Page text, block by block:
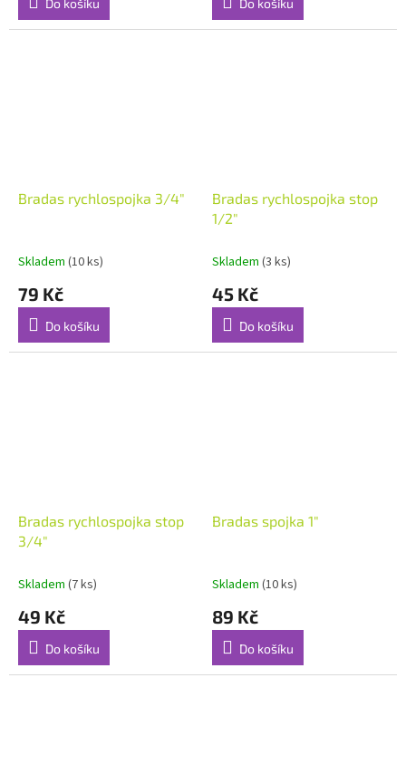
Bradas rychlospojka 3/4"
Skladem (10 ks)
79 Kč
Do košíku
Bradas rychlospojka stop
1/2"
Skladem (3 ks)
45 Kč
Do košíku
Bradas rychlospojka stop
3/4"
Skladem (7 ks)
49 Kč
Do košíku
Bradas spojka 1"
Skladem (10 ks)
89 Kč
Do košíku